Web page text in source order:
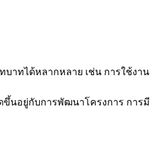
บาทได้หลากหลาย เช่น การใช้งาน
ขึ้นอยู่กับการพัฒนาโครงการ การมี